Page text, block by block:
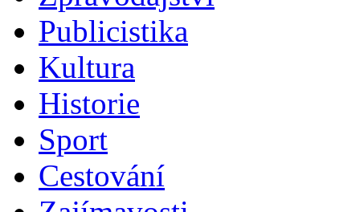
Publicistika
Kultura
Historie
Sport
Cestování